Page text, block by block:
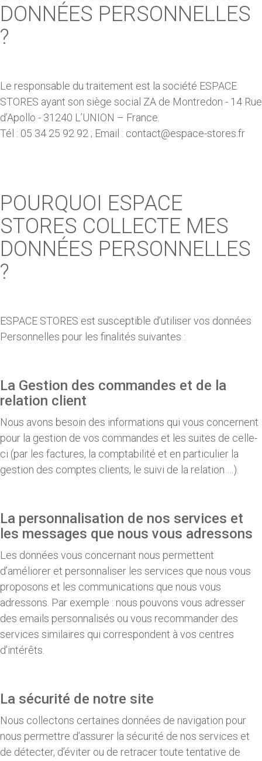
DONNÉES PERSONNELLES
?
Le responsable du traitement est la société ESPACE
STORES ayant son siège social ZA de Montredon - 14 Rue
d’Apollo - 31240 L’UNION – France.
Tél : 05 34 25 92 92 ; Email : contact@espace-stores.fr
POURQUOI ESPACE
STORES COLLECTE MES
DONNÉES PERSONNELLES
?
ESPACE STORES est susceptible d’utiliser vos données
Personnelles pour les finalités suivantes :
La Gestion des commandes et de la
relation client
Nous avons besoin des informations qui vous concernent
pour la gestion de vos commandes et les suites de celle-
ci (par les factures, la comptabilité et en particulier la
gestion des comptes clients, le suivi de la relation …).
La personnalisation de nos services et
les messages que nous vous adressons
Les données vous concernant nous permettent
d’améliorer et personnaliser les services que nous vous
proposons et les communications que nous vous
adressons. Par exemple : nous pouvons vous adresser
des emails personnalisés ou vous recommander des
services similaires qui correspondent à vos centres
d’intérêts.
La sécurité de notre site
Nous collectons certaines données de navigation pour
nous permettre d’assurer la sécurité de nos services et
de détecter, d’éviter ou de retracer toute tentative de